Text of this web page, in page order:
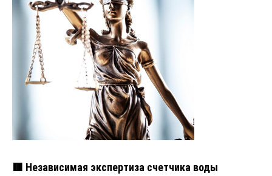
🟥 Независимая экспертиза счетчика воды